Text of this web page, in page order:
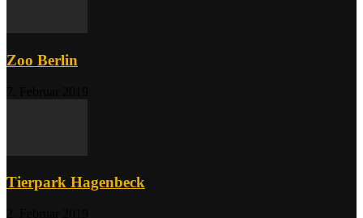
Zoo Berlin
Tierpark Hagenbeck